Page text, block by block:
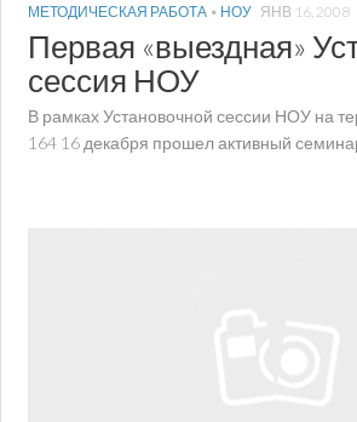
МЕТОДИЧЕСКАЯ РАБОТА • НОУ ЯНВ 16, 2008
Первая «выездная»
сессия НОУ
В рамках Установочной сессии НОУ на
164 16 декабря прошел активный